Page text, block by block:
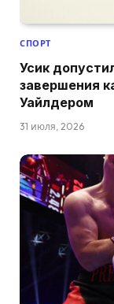
СПОРТ
Усик
завершения
Уайлдером
31 июля, 2026